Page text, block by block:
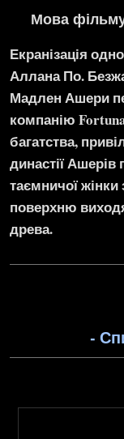
Мова
Екранізація
Аллана По.
Мадлен Ашери
компанію
багатства,
династії
таємничої жінки
поверхню
древа.
-